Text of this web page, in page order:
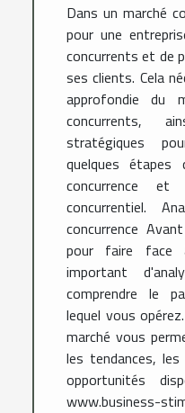
Dans un marché
pour une
concurrents et de
ses clients. Cela
approfondie du
concurrents,
stratégiques
quelques
concurrence et
concurrentiel.
concurrence
pour faire face
important
comprendre le
lequel vous
marché vous
les tendances,
opportunités
www.business-